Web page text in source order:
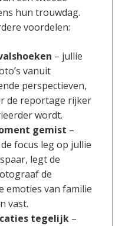
hun trouwdag.
voordelen:
– jullie
vanuit
perspectieven,
de reportage rijker
wordt.
gemist –
focus leg op jullie
legt de
de
emoties van familie
vast.
tegelijk–